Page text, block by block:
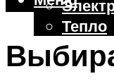
Тепло
Крыша
Ворота